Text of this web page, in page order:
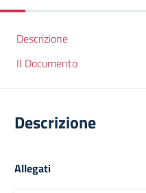
Descrizione
Il Documento
Descrizione
Allegati